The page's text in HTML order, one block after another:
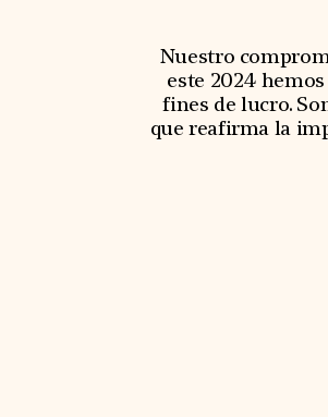
Nuestro
este 2024
fines de lucro.
que reafirma la